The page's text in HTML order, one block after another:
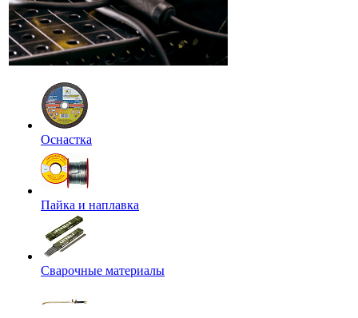
Оснастка
Пайка и наплавка
Сварочные материалы